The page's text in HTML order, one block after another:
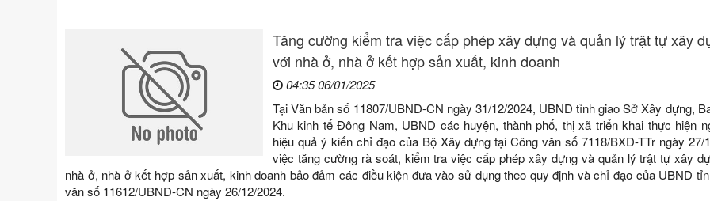
Tăng cường kiểm tra việc cấp phép xây dựng và quản lý trật tự xây
với nhà ở, nhà ở kết hợp sản xuất, kinh doanh
04:35 06/01/2025
Tại Văn bản số 11807/UBND-CN ngày 31/12/2024, UBND tỉnh giao Sở Xây dựng,
Khu kinh tế Đông Nam, UBND các huyện, thành phố, thị xã triển khai thực hiện
hiệu quả ý kiến chỉ đạo của Bộ Xây dựng tại Công văn số 7118/BXD-TTr ngày 27/
việc tăng cường rà soát, kiểm tra việc cấp phép xây dựng và quản lý trật tự xây
nhà ở, nhà ở kết hợp sản xuất, kinh doanh bảo đảm các điều kiện đưa vào sử dụng theo quy định và chỉ đạo của UBND
văn số 11612/UBND-CN ngày 26/12/2024.